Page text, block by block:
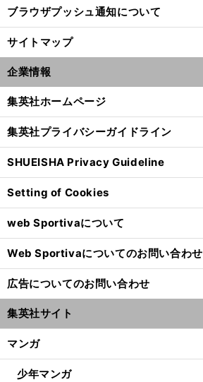
ブラウザプッシュ通知について
サイトマップ
企業情報
集英社ホームページ
集英社プライバシーガイドライン
SHUEISHA Privacy Guideline
Setting of Cookies
web Sportivaについて
Web Sportivaについてのお問い合わせ
広告についてのお問い合わせ
集英社サイト
マンガ
少年マンガ